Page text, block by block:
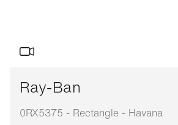
Ray-Ban
0RX5375 - Rectangle - Havana